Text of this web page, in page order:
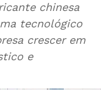
chinesa
tecnológico
crescer em
e